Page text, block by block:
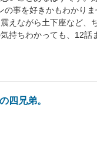
の事を好きかもわかりま
えながら土下座など、
持ちわかっても、12話
四兄弟。